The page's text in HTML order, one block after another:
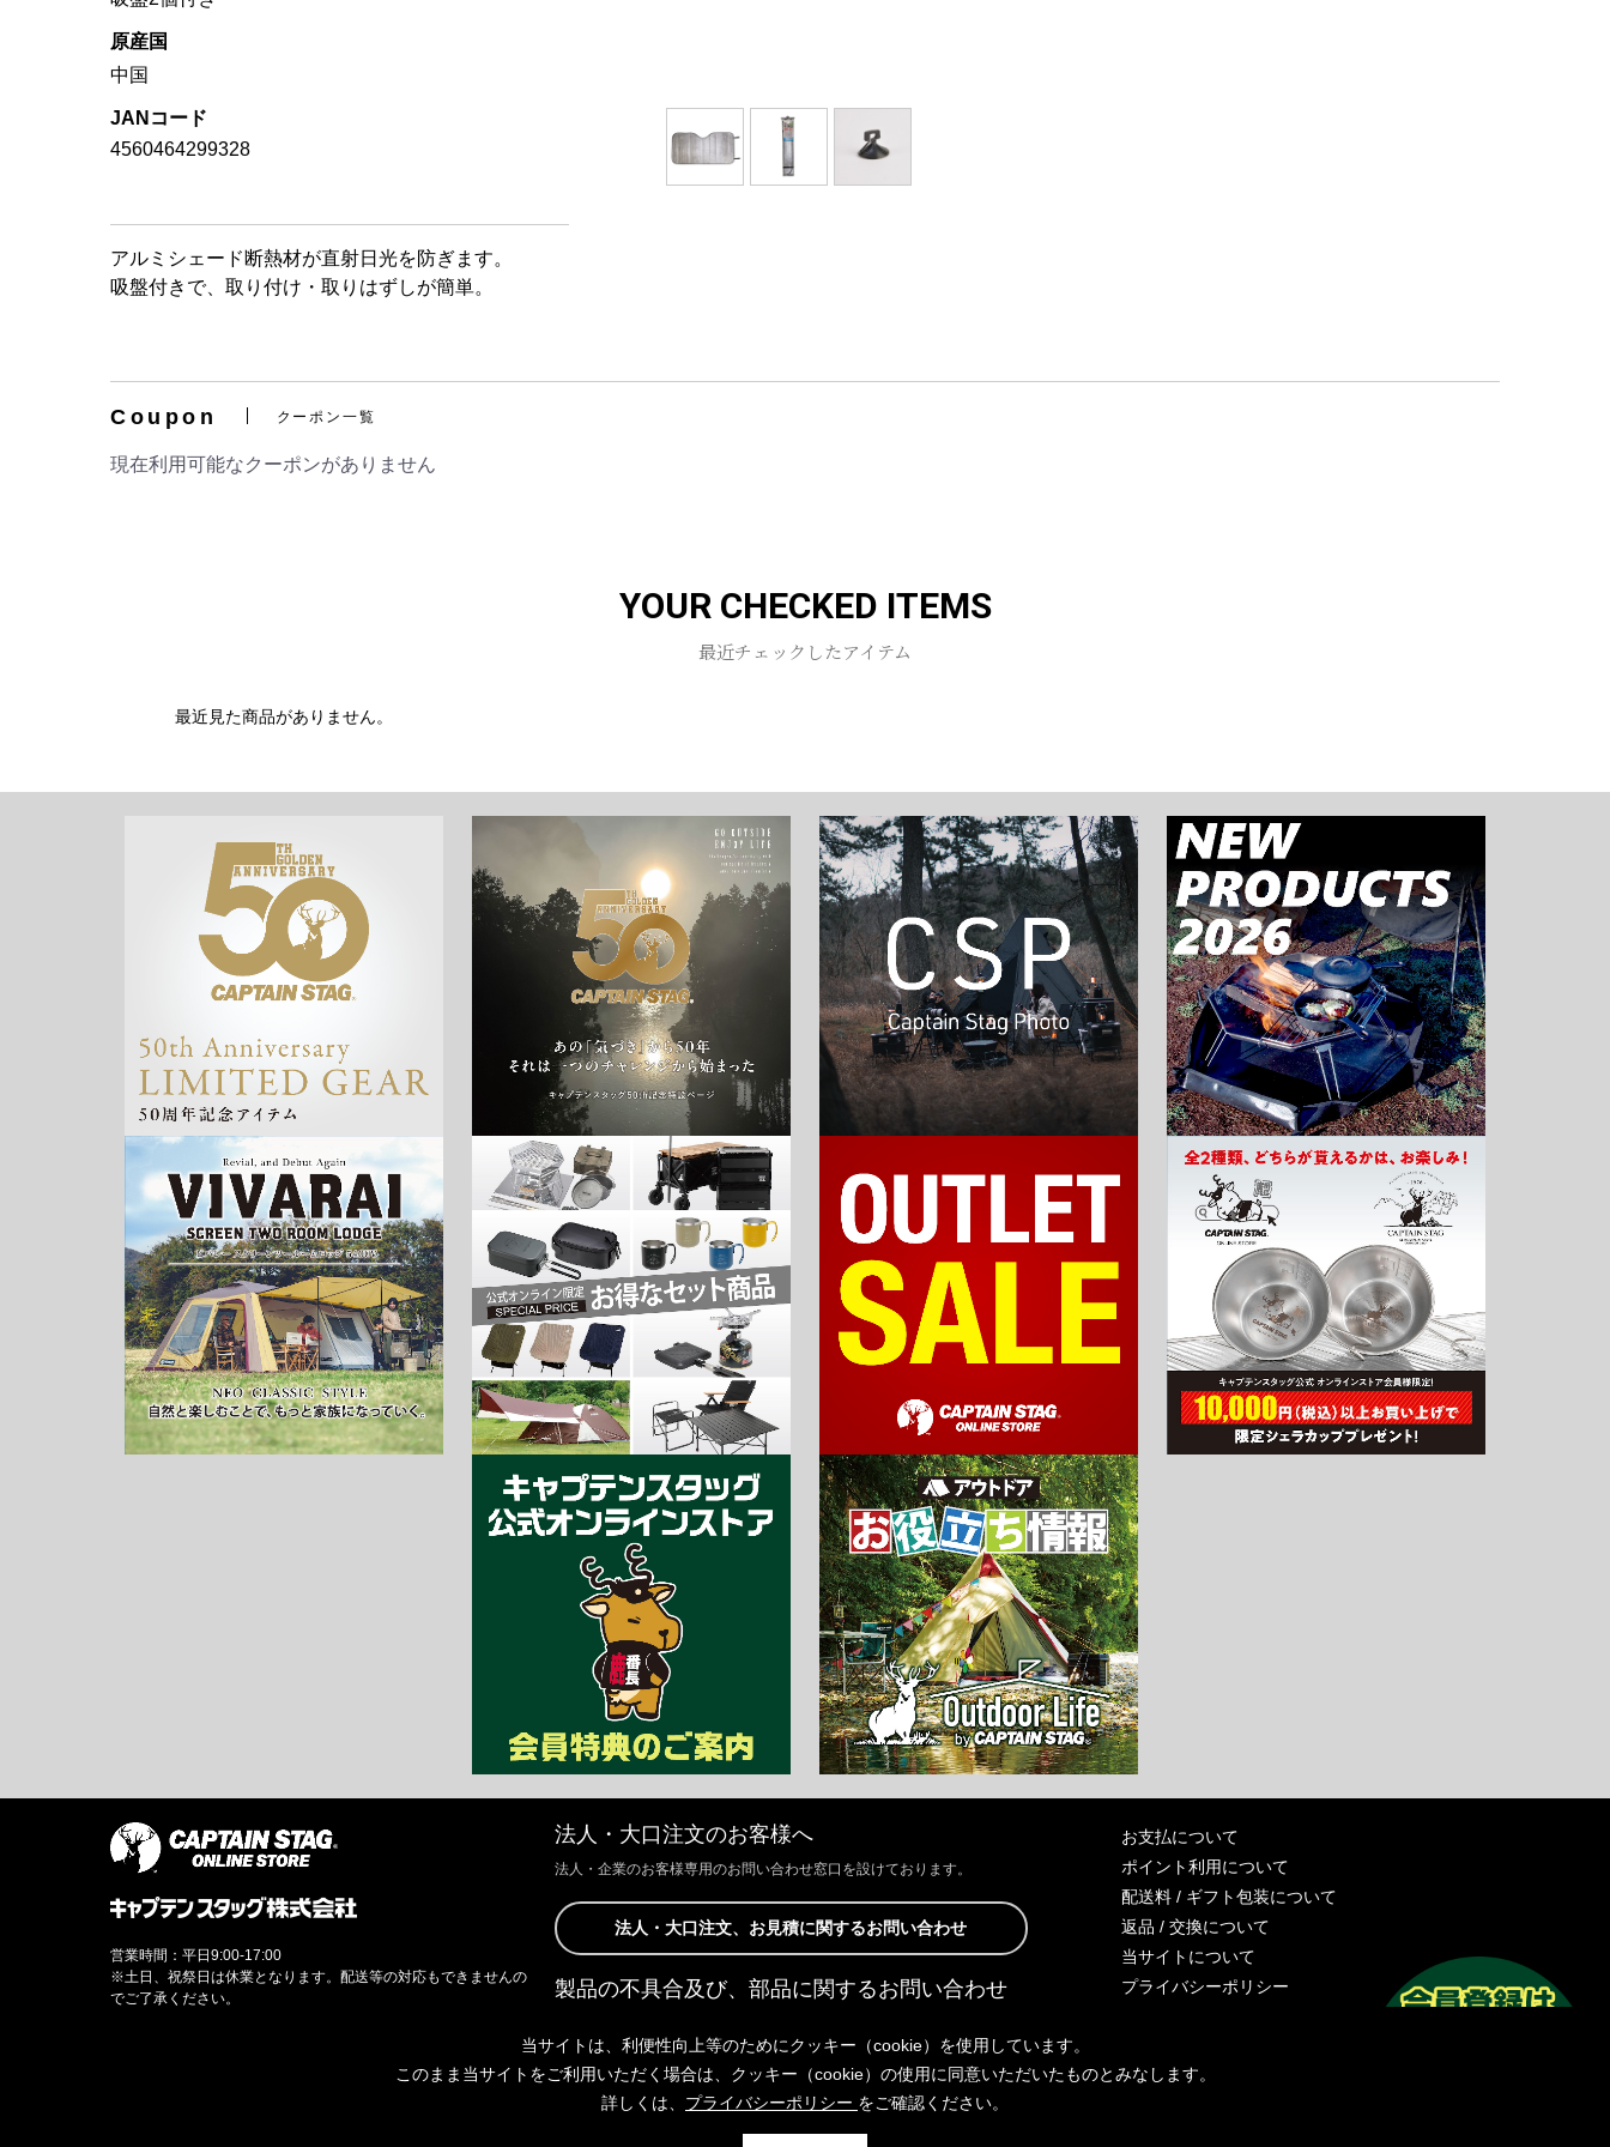
お買い物を続ける カートへ進む
原産国
中国
JANコード
4560464299328
アルミシェード断熱材が直射日光を防ぎます。
吸盤付きで、取り付け・取りはずしが簡単。
Coupon クーポン一覧
現在利用可能なクーポンがありません
YOUR CHECKED ITEMS
最近チェックしたアイテム
最近見た商品がありません。
法人・大口注文のお客様へ
法人・企業のお客様専用のお問い合わせ窓口を設けております。
法人・大口注文、お見積に関するお問い合わせ
製品の不具合及び、部品に関するお問い合わせ
きましては、Webサイトにて承っております。
以下よりご連絡ください。
お支払について
ポイント利用について
配送料 / ギフト包装について
返品 / 交換について
当サイトについて
プライバシーポリシー
お問い合わせ
営業時間：平日9:00-17:00
※土日、祝祭日は休業となります。配送等の対応もできませんの
でご了承ください。
当サイトは、利便性向上等のためにクッキー（cookie）を使用しています。
このまま当サイトをご利用いただく場合は、クッキー（cookie）の使用に同意いただいたものとみなします。
詳しくは、 プライバシーポリシー をご確認ください。